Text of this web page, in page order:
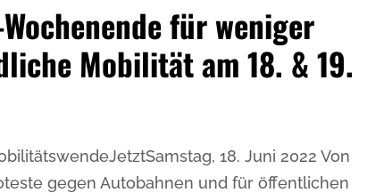
für weniger
Mobilität am 18. & 19.
18. Juni 2022 Von
gegen Autobahnen und für öffentlichen